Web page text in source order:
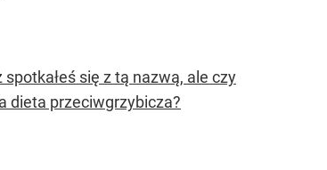
się z tą nazwą, ale czy
dieta przeciwgrzybicza?